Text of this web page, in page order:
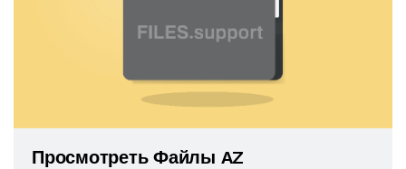
Просмотреть Файлы AZ